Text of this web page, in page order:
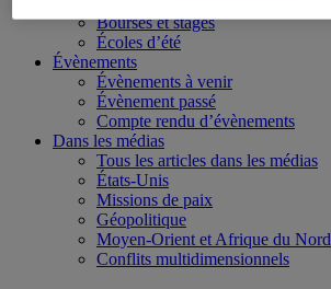
Bourses et stages
Écoles d’été
Évènements
Évènements à venir
Évènement passé
Compte rendu d’évènements
Dans les médias
Tous les articles dans les médias
États-Unis
Missions de paix
Géopolitique
Moyen-Orient et Afrique du Nord
Conflits multidimensionnels